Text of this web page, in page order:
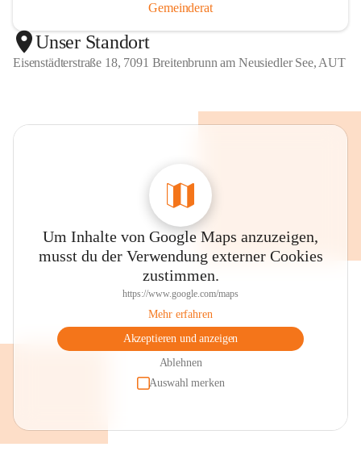
Gemeinderat
Unser Standort
Eisenstädterstraße 18, 7091 Breitenbrunn am Neusiedler See, AUT
Um Inhalte von Google Maps anzuzeigen,
musst du der Verwendung externer Cookies
zustimmen.
https://www.google.com/maps
Mehr erfahren
Akzeptieren und anzeigen
Ablehnen
Auswahl merken